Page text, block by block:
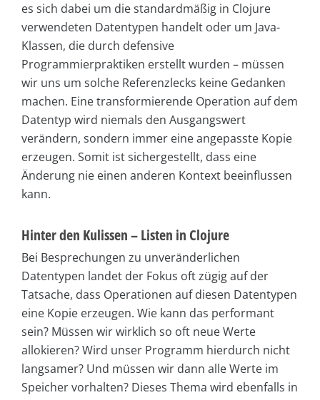
es sich dabei um die standardmäßig in Clojure
verwendeten Datentypen handelt oder um Java-
Klassen, die durch defensive
Programmierpraktiken erstellt wurden – müssen
wir uns um solche Referenzlecks keine Gedanken
machen. Eine transformierende Operation auf dem
Datentyp wird niemals den Ausgangswert
verändern, sondern immer eine angepasste Kopie
erzeugen. Somit ist sichergestellt, dass eine
Änderung nie einen anderen Kontext beeinflussen
kann.
Hinter den Kulissen – Listen in Clojure
Bei Besprechungen zu unveränderlichen
Datentypen landet der Fokus oft zügig auf der
Tatsache, dass Operationen auf diesen Datentypen
eine Kopie erzeugen. Wie kann das performant
sein? Müssen wir wirklich so oft neue Werte
allokieren? Wird unser Programm hierdurch nicht
langsamer? Und müssen wir dann alle Werte im
Speicher vorhalten? Dieses Thema wird ebenfalls in